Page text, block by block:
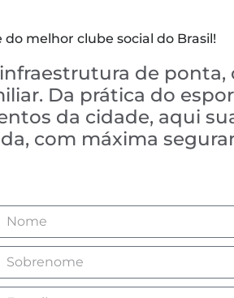
melhor clube social do Brasil!
de ponta,
Da prática do
da cidade, aqui
com máxima